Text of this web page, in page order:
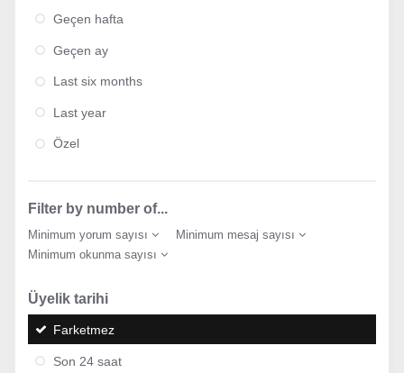
Geçen hafta
Geçen ay
Last six months
Last year
Özel
Filter by number of...
Minimum yorum sayısı
Minimum mesaj sayısı
Minimum okunma sayısı
Üyelik tarihi
Farketmez
Son 24 saat